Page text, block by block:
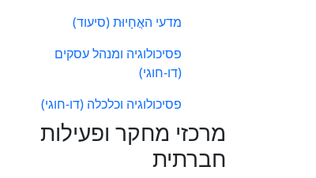
מדעי האֲחָיוּת (סיעוד)
פסיכולוגיה ומנהל עסקים
(דו-חוגי)
פסיכולוגיה וכלכלה (דו-חוגי)
מרכזי מחקר ופעילות
חברתית